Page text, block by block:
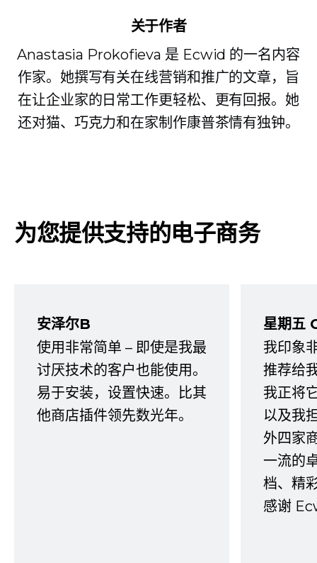
关于作者
Anastasia Prokofieva 是 Ecwid 的一名内容
作家。她撰写有关在线营销和推广的文章，旨
在让企业家的日常工作更轻松、更有回报。她
还对猫、巧克力和在家制作康普茶情有独钟。
为您提供支持的电子商务
安泽尔B
使用非常简单 – 即使是我最
讨厌技术的客户也能使用。
易于安装，设置快速。比其
他商店插件领先数光年。
星期五
我印象
推荐给
我正将
以及我
外四家
一流的
档、精
感谢